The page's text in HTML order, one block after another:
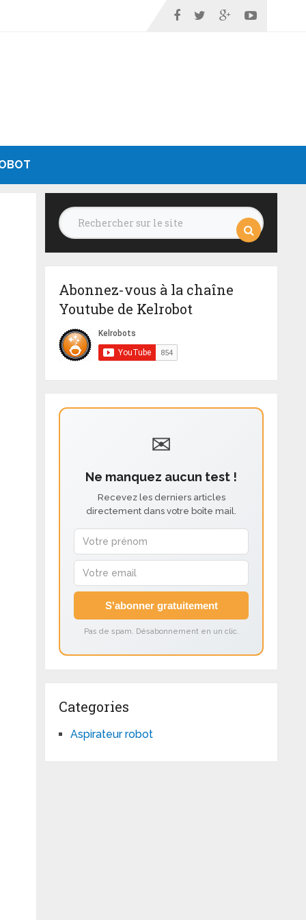
Abonnez-vous à la chaîne
Youtube de Kelrobot
✉
Ne manquez aucun test !
Recevez les derniers articles
directement dans votre boîte mail.
S'abonner gratuitement
Pas de spam. Désabonnement en un clic.
Categories
Aspirateur robot